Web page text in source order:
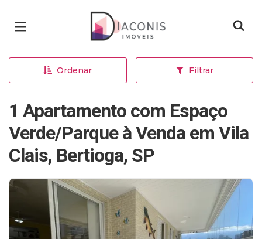
Página inicial
Ordenar Filtrar
1 Apartamento com Espaço
Verde/Parque à Venda em Vila
Clais, Bertioga, SP